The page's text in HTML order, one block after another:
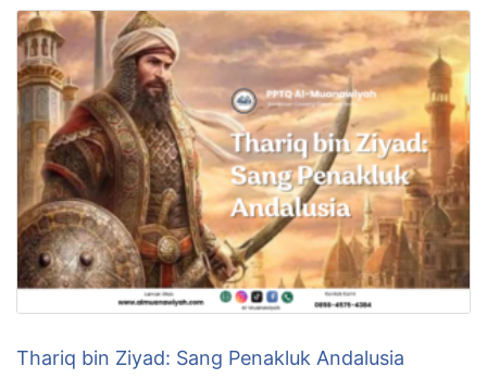
Thariq bin Ziyad: Sang Penakluk Andalusia